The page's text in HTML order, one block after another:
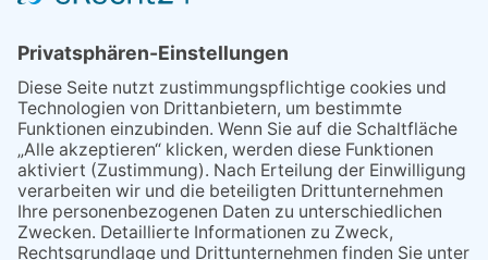
Kommentiert vor: 26 Wochen 1 Tag
Sperrung für Wassersportler schlägt hohe
Wellen
Sperrung der Stillgewässer
Kommentiert vor:1 Jahr 50 Wochen
Literarischer Rückblick
Alte Schule
Kommentiert vor:3 Jahre 18 Wochen
Abschaltung der Straßenbeleuchtung